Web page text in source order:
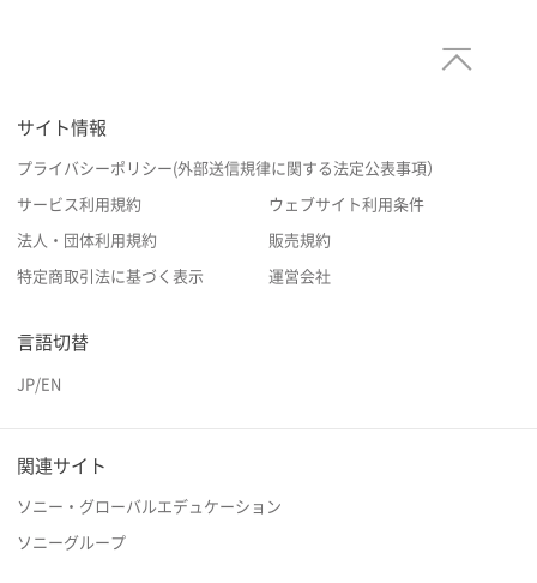
サイト情報
プライバシーポリシー(外部送信規律に関する法定公表事項）
サービス利用規約 ウェブサイト利用条件
法人・団体利用規約 販売規約
特定商取引法に基づく表示 運営会社
言語切替
JP/EN
関連サイト
ソニー・グローバルエデュケーション
ソニーグループ